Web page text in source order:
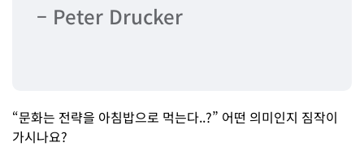
– Peter Drucker
“문화는 전략을 아침밥으로 먹는다..?” 어떤 의미인지 짐작이
가시나요?